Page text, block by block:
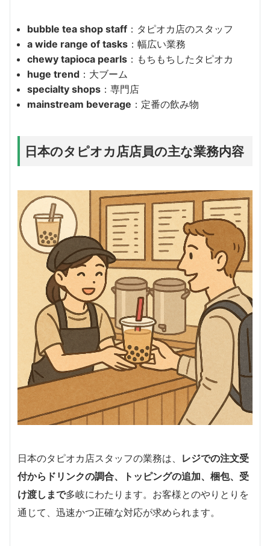
bubble tea shop staff ：タピオカ店のスタッフ
a wide range of tasks ：幅広い業務
chewy tapioca pearls ：もちもちしたタピオカ
huge trend ：大ブーム
specialty shops ：専門店
mainstream beverage ：定番の飲み物
日本のタピオカ店店員の主な業務内容
日本のタピオカ店スタッフの業務は、 レジでの注文受
付からドリンクの調合、トッピングの追加、梱包、受
け渡しまで多岐にわたります。お客様とのやりとりを
通じて、迅速かつ正確な対応が求められます。